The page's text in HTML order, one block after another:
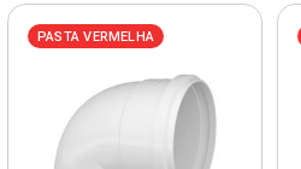
PASTA VERMELHA